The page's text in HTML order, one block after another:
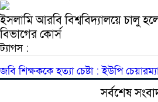
ইসলামি আরবি বিশ্ববিদ্যালয়ে চালু
বিভাগের কোর্স
ট্যাগস :
জবি শিক্ষককে হত্যা চেষ্টা : ইউপি
সর্বশেষ